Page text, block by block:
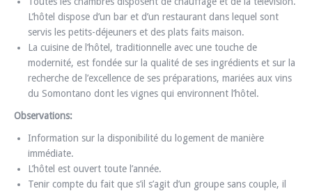
L’hôtel dispose d’un bar et d’un restaurant dans lequel sont
servis les petits-déjeuners et des plats faits maison.
La cuisine de l’hôtel, traditionnelle avec une touche de
modernité, est fondée sur la qualité de ses ingrédients et sur la
recherche de l’excellence de ses préparations, mariées aux vins
du Somontano dont les vignes qui environnent l’hôtel.
Observations:
Information sur la disponibilité du logement de manière
immédiate.
L’hôtel est ouvert toute l’année.
Tenir compte du fait que s’il s’agit d’un groupe sans couple, il